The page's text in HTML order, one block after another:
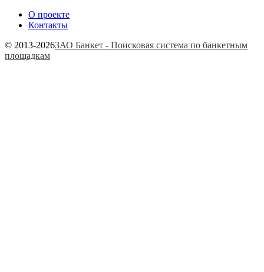
О проекте
Контакты
© 2013-2026ЗАО Банкет - Поисковая система по банкетным
площадкам